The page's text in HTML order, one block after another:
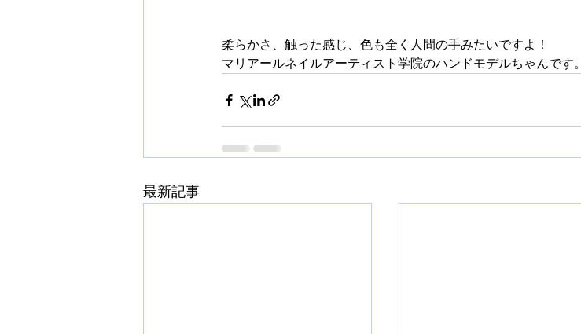
柔らかさ、触った感じ、色も全く人間の手みたいですよ！
マリアールネイルアーティスト学院のハンドモデルちゃんです。
最新記事